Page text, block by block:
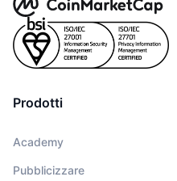
Prodotti
Academy
Pubblicizzare